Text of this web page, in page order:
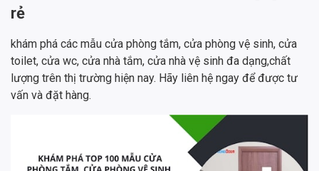
rẻ
khám phá các mẫu cửa phòng tắm, cửa phòng vệ sinh, cửa
toilet, cửa wc, cửa nhà tắm, cửa nhà vệ sinh đa dạng,chất
lượng trên thị trường hiện nay. Hãy liên hệ ngay để được tư
vấn và đặt hàng.